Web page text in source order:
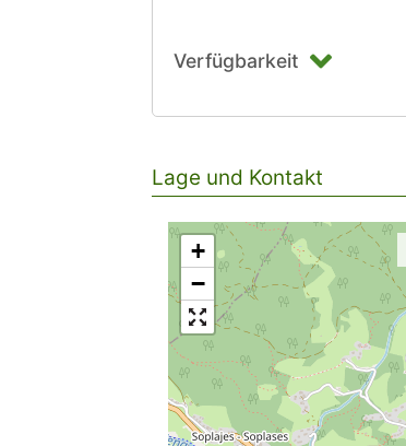
Verfügbarkeit
Lage und Kontakt
+
−